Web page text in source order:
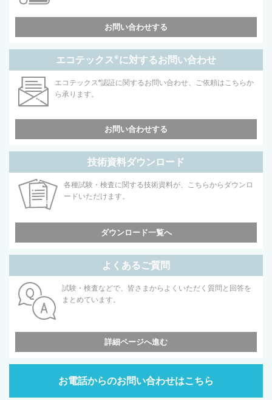
お問い合わせする
エコテックス®に対するお問い合わせ
エコテックス®認証に関するお問い合わせ、ご依頼はこちらか
ら承ります。
お問い合わせする
技術資料ダウンロード
各種試験・検査に関する技術資料が、こちらからダウンロ
ードいただけます。
ダウンロード一覧へ
よくあるご質問
試験・検査などで、皆さまからよくいただく質問と回答を
まとめています。
詳細ページへ進む
お電話からのお問い合わせはこちら